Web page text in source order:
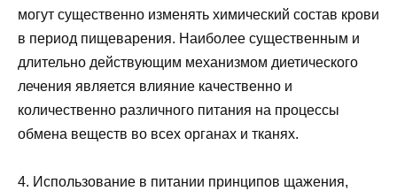
могут существенно изменять химический состав крови
в период пищеварения. Наиболее существенным и
длительно действующим механизмом диетического
лечения является влияние качественно и
количественно различного питания на процессы
обмена веществ во всех органах и тканях.
4. Использование в питании принципов щажения,